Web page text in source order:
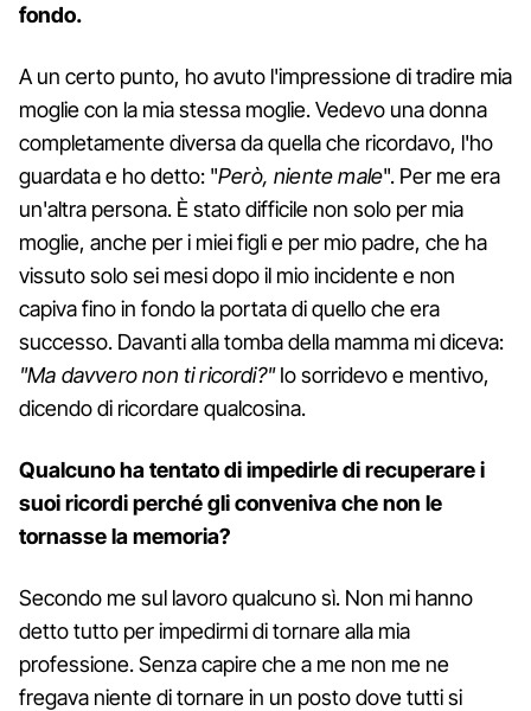
fondo.
A un certo punto, ho avuto l'impressione di tradire mia
moglie con la mia stessa moglie. Vedevo una donna
completamente diversa da quella che ricordavo, l'ho
guardata e ho detto: "Però, niente male". Per me era
un'altra persona. È stato difficile non solo per mia
moglie, anche per i miei figli e per mio padre, che ha
vissuto solo sei mesi dopo il mio incidente e non
capiva fino in fondo la portata di quello che era
successo. Davanti alla tomba della mamma mi diceva:
"Ma davvero non ti ricordi?"Io sorridevo e mentivo,
dicendo di ricordare qualcosina.
Qualcuno ha tentato di impedirle di recuperare i
suoi ricordi perché gli conveniva che non le
tornasse la memoria?
Secondo me sul lavoro qualcuno sì. Non mi hanno
detto tutto per impedirmi di tornare alla mia
professione. Senza capire che a me non me ne
fregava niente di tornare in un posto dove tutti si